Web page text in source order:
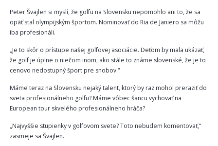
Peter Švajlen si myslí, že golfu na Slovensku nepomohlo ani to, že sa
opäť stal olympijským športom. Nominovať do Ria de Janiero sa môžu
iba profesionáli.
„Je to skôr o prístupe našej golfovej asociácie. Deťom by mala ukázať,
že golf je úplne o niečom inom, ako stále to známe slovenské, že je to
cenovo nedostupný šport pre snobov.“
Máme teraz na Slovensku nejaký talent, ktorý by raz mohol preraziť do
sveta profesionálneho golfu? Máme vôbec šancu vychovať na
European tour skvelého profesionálneho hráča?
„Najvyššie stupienky v golfovom svete? Toto nebudem komentovať,“
zasmeje sa Švajlen.